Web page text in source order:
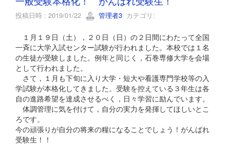
投稿日時 : 2019/01/22 管理者3 カテゴリ:
１月１９日（土），２０日（日）の２日間にわたって全国
一斉に大学入試センター試験が行われました。本校では１名
の生徒が受験しました。例年と同じく，石巻専修大学を会場
として行われました。
さて，１月も下旬に入り大学・短大や看護専門学校等の入
学試験が本格化してきました。受験を控えている３年生は各
自の進路希望を達成させるべく，日々学習に励んでいます。
体調管理に気を付けて，自分の実力を発揮してほしいとこ
ろです。
今の頑張りが自分の将来の糧になることでしょう！がんばれ
受験生！！